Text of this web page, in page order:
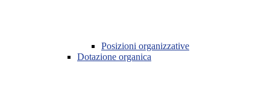
Posizioni organizzative
Dotazione organica